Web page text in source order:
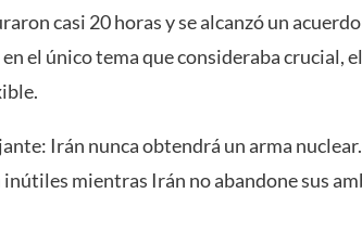
casi 20 horas y se alcanzó un
el único tema que consideraba crucial,
Irán nunca obtendrá un arma
inútiles mientras Irán no abandone sus